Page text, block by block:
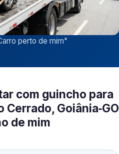
perto de mim"
com guincho para
Cerrado, Goiânia‑GO
de mim